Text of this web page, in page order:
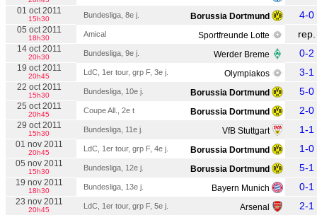
01 oct 2011
15h30 Bundesliga, 8e j. Borussia Dortmund 4-0
05 oct 2011
18h30 Amical Sportfreunde Lotte rep.
14 oct 2011
20h30 Bundesliga, 9e j. Werder Breme 0-2
19 oct 2011
20h45 LdC, 1er tour, grp F, 3e j. Olympiakos 3-1
22 oct 2011
15h30 Bundesliga, 10e j. Borussia Dortmund 5-0
25 oct 2011
20h45 Coupe All., 2e t Borussia Dortmund 2-0
29 oct 2011
15h30 Bundesliga, 11e j. VfB Stuttgart 1-1
01 nov 2011
20h45 LdC, 1er tour, grp F, 4e j. Borussia Dortmund 1-0
05 nov 2011
15h30 Bundesliga, 12e j. Borussia Dortmund 5-1
19 nov 2011
18h30 Bundesliga, 13e j. Bayern Munich 0-1
23 nov 2011
20h45 LdC, 1er tour, grp F, 5e j. Arsenal 2-1